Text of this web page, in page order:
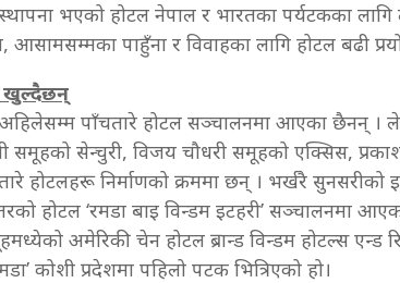
स्थापना भएको होटल नेपाल र भारतका पर्यटकका
आसामसम्मका पाहुँना र विवाहका लागि होटल बढी
खुल्दैछन्
अहिलेसम्म पाँचतारे होटल सञ्चालनमा आएका छैनन् ।
समूहको सेन्चुरी, विजय चौधरी समूहको एक्सिस,
होटलहरू निर्माणको क्रममा छन् । भर्खरै सुनसरीको
स्तरको होटल ‘रमडा बाइ विन्डम इटहरी’ सञ्चालनमा
अमेरिकी चेन होटल ब्रान्ड विन्डम होटल्स एन्ड
कोशी प्रदेशमा पहिलो पटक भित्रिएको हो।